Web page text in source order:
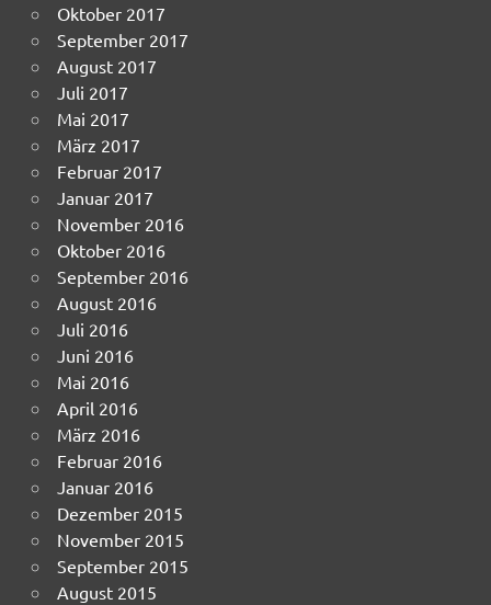
Oktober 2017
September 2017
August 2017
Juli 2017
Mai 2017
März 2017
Februar 2017
Januar 2017
November 2016
Oktober 2016
September 2016
August 2016
Juli 2016
Juni 2016
Mai 2016
April 2016
März 2016
Februar 2016
Januar 2016
Dezember 2015
November 2015
September 2015
August 2015